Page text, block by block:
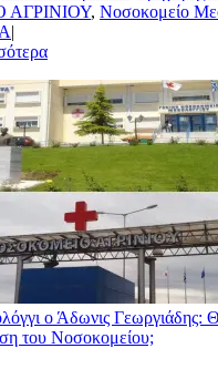
, Νοσοκομείο
|
ο Άδωνις Γεωργιάδης:
του Νοσοκομείου;